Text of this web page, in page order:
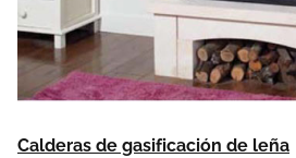
Calderas de gasificación de leña